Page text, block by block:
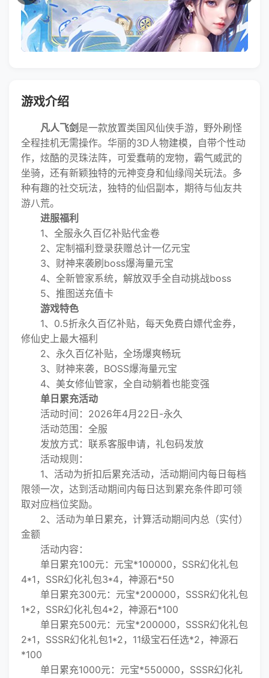
游戏介绍
凡人飞剑 是一款放置类国风仙侠手游，野外刷怪
全程挂机无需操作。华丽的3D人物建模，自带个性动
作，炫酷的灵珠法阵，可爱蠢萌的宠物，霸气威武的
坐骑，还有新颖独特的元神变身和仙缘闯关玩法。多
种有趣的社交玩法，独特的仙侣副本，期待与仙友共
游八荒。
进服福利
1、全服永久百亿补贴代金卷
2、定制福利登录获赠总计一亿元宝
3、财神来袭刷boss爆海量元宝
4、全新管家系统，解放双手全自动挑战boss
5、推图送充值卡
游戏特色
1、0.5折永久百亿补贴，每天免费白嫖代金券，
修仙史上最大福利
2、永久百亿补贴，全场爆爽畅玩
3、财神来袭，BOSS爆海量元宝
4、美女修仙管家，全自动躺着也能变强
单日累充活动
活动时间：2026年4月22日-永久
活动范围：全服
发放方式：联系客服申请，礼包码发放
活动规则：
1、活动为折扣后累充活动，活动期间内每日每档
限领一次，达到活动期间内每日达到累充条件即可领
取对应档位奖励。
2、活动为单日累充，计算活动期间内总（实付）
金额
活动内容：
单日累充100元：元宝*100000，SSR幻化礼包
4*1，SSR幻化礼包3*4，神源石*50
单日累充300元：元宝*200000，SSSR幻化礼包
1*2，SSR幻化礼包4*2，神源石*100
单日累充500元：元宝*200000，SSSR幻化礼包
2*1，SSSR幻化礼包1*2，11级宝石任选*2，神源石
*100
单日累充1000元：元宝*550000，SSSR幻化礼